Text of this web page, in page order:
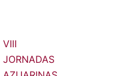
VIII
JORNADAS